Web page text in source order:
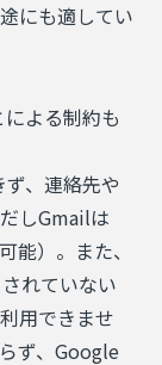
にも適してい
よる制約も
、連絡先や
しGmailは
）。また、
れていない
用できませ
ず、Google